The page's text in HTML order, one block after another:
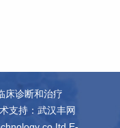
床诊断和治疗
支持： 武汉丰网